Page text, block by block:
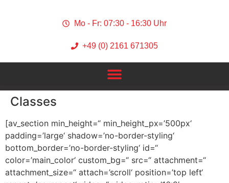
Mo - Fr: 07:30 - 16:30 Uhr
+49 (0) 2161 671305
Classes
[av_section min_height=“ min_height_px=’500px‘
padding=’large‘ shadow=’no-border-styling‘
bottom_border=’no-border-styling‘ id=“
color=’main_color‘ custom_bg=“ src=“ attachment=“
attachment_size=“ attach=’scroll‘ position=’top left‘